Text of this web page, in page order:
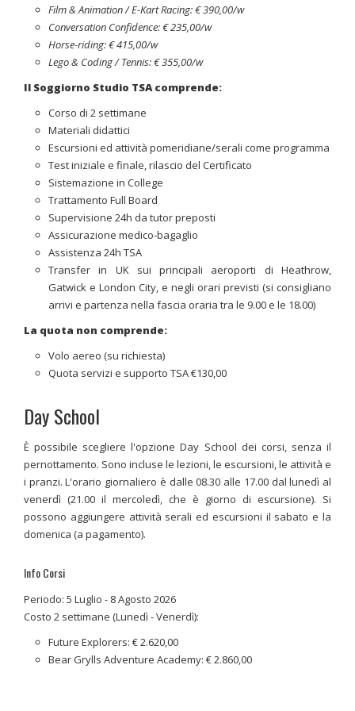
Film & Animation / E-Kart Racing: € 390,00/w
Conversation Confidence: € 235,00/w
Horse-riding: € 415,00/w
Lego & Coding / Tennis: € 355,00/w
Il Soggiorno Studio TSA comprende:
Corso di 2 settimane
Materiali didattici
Escursioni ed attività pomeridiane/serali come programma
Test iniziale e finale, rilascio del Certificato
Sistemazione in College
Trattamento Full Board
Supervisione 24h da tutor preposti
Assicurazione medico-bagaglio
Assistenza 24h TSA
Transfer in UK sui principali aeroporti di Heathrow,
Gatwick e London City, e negli orari previsti (si consigliano
arrivi e partenza nella fascia oraria tra le 9.00 e le 18.00)
La quota non comprende:
Volo aereo (su richiesta)
Quota servizi e supporto TSA €130,00
Day School
È possibile scegliere l'opzione Day School dei corsi, senza il
pernottamento. Sono incluse le lezioni, le escursioni, le attività e
i pranzi. L'orario giornaliero è dalle 08.30 alle 17.00 dal lunedì al
venerdì (21.00 il mercoledì, che è giorno di escursione). Si
possono aggiungere attività serali ed escursioni il sabato e la
domenica (a pagamento).
Info Corsi
Periodo: 5 Luglio - 8 Agosto 2026
Costo 2 settimane (Lunedì - Venerdì):
Future Explorers: € 2.620,00
Bear Grylls Adventure Academy: € 2.860,00